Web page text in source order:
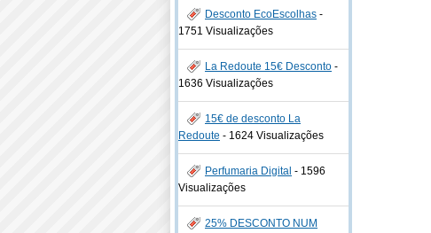
Desconto EcoEscolhas -
1751 Visualizações
La Redoute 15€ Desconto -
1636 Visualizações
15€ de desconto La
Redoute - 1624 Visualizações
Perfumaria Digital - 1596
Visualizações
25% DESCONTO NUM